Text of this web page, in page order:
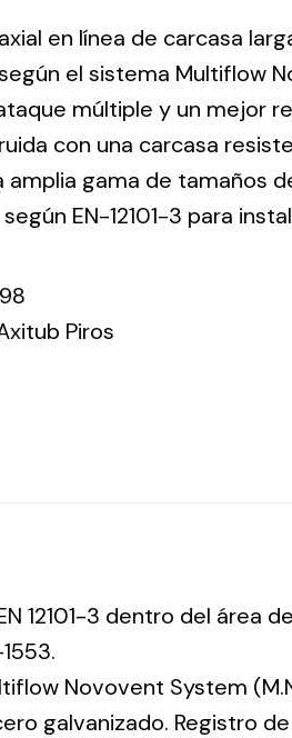
of
into
for
uses
Solar
solutions for all
en línea de carcasa
el sistema Multiflow
múltiple y un mejor
con una carcasa
amplia gama de tamaños
EN-12101-3 para
Piros
12101-3 dentro del área
Novovent System
galvanizado. Registro